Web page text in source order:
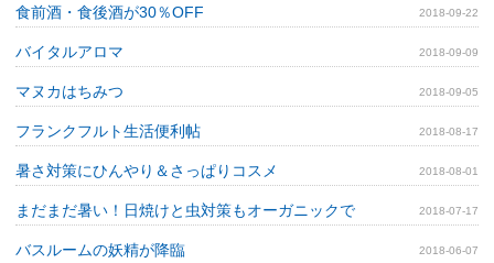
食前酒・食後酒が30％OFF 2018-09-22
バイタルアロマ 2018-09-09
マヌカはちみつ 2018-09-05
フランクフルト生活便利帖 2018-08-17
暑さ対策にひんやり＆さっぱりコスメ 2018-08-01
まだまだ暑い！日焼けと虫対策もオーガニックで 2018-07-17
バスルームの妖精が降臨 2018-06-07